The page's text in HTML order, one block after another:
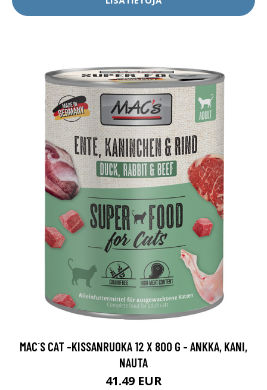
MAC´S CAT -KISSANRUOKA 12 X 800 G - ANKKA, KANI,
NAUTA
41.49 EUR